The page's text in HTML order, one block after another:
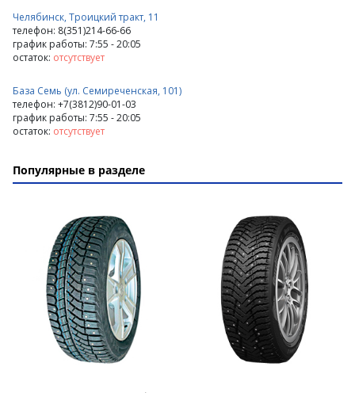
Челябинск, Троицкий тракт, 11
телефон: 8(351)214-66-66
график работы: 7:55 - 20:05
остаток: отсутствует
База Семь (ул. Семиреченская, 101)
телефон: +7(3812)90-01-03
график работы: 7:55 - 20:05
остаток: отсутствует
Популярные в разделе